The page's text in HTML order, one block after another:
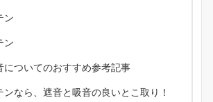
ン
ン
についてのおすすめ参考記事
ンなら、遮音と吸音の良いとこ取り！